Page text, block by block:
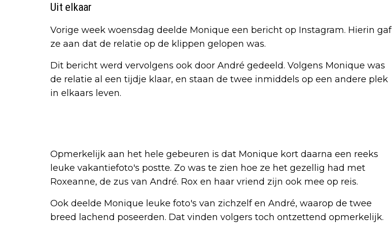
Uit elkaar
Vorige week woensdag deelde Monique een bericht op Instagram. Hierin gaf
ze aan dat de relatie op de klippen gelopen was.
Dit bericht werd vervolgens ook door André gedeeld. Volgens Monique was
de relatie al een tijdje klaar, en staan de twee inmiddels op een andere plek
in elkaars leven.
Opmerkelijk aan het hele gebeuren is dat Monique kort daarna een reeks
leuke vakantiefoto's postte. Zo was te zien hoe ze het gezellig had met
Roxeanne, de zus van André. Rox en haar vriend zijn ook mee op reis.
Ook deelde Monique leuke foto's van zichzelf en André, waarop de twee
breed lachend poseerden. Dat vinden volgers toch ontzettend opmerkelijk.